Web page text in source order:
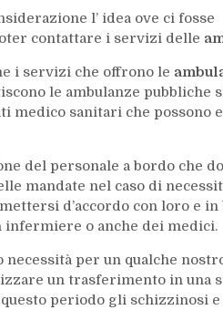
l’ idea ove ci fosse
contattare i servizi delle
i servizi che offrono le
le ambulanze pubbliche
medico sanitari che possono
del personale a bordo che
mandate nel caso di
d’accordo con loro e
infermiere o anche dei medici.
per un qualche
un trasferimento in una
periodo gli schizzinosi e